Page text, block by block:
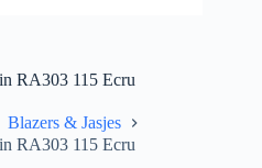
RA303 115 Ecru
Blazers & Jasjes
RA303 115 Ecru